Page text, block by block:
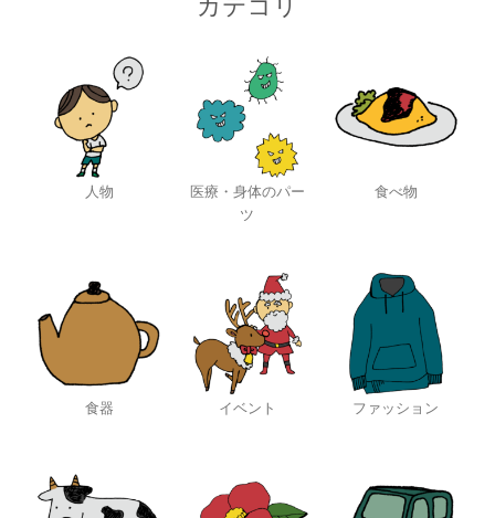
人物
医療・身体のパー
ツ
食べ物
食器 イベント ファッション